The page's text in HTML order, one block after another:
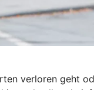
verloren geht